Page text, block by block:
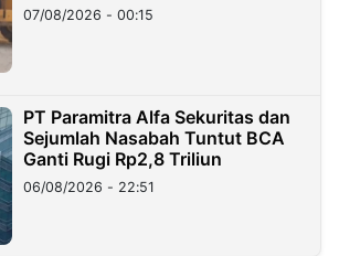
07/08/2026 - 00:15
PT Paramitra Alfa Sekuritas dan
Sejumlah Nasabah Tuntut BCA
Ganti Rugi Rp2,8 Triliun
06/08/2026 - 22:51